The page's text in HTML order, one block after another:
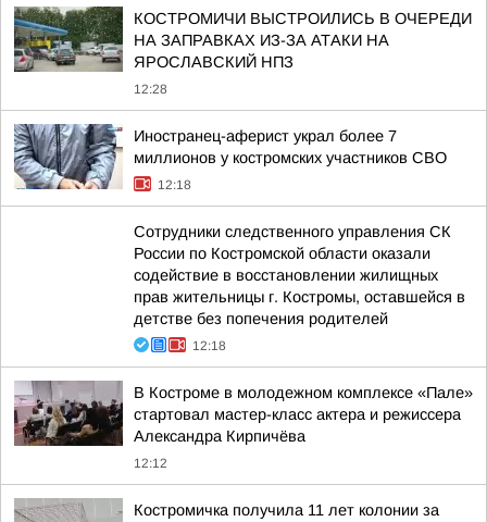
КОСТРОМИЧИ ВЫСТРОИЛИСЬ В ОЧЕРЕДИ
НА ЗАПРАВКАХ ИЗ-ЗА АТАКИ НА
ЯРОСЛАВСКИЙ НПЗ
12:28
Иностранец-аферист украл более 7
миллионов у костромских участников СВО
12:18
Сотрудники следственного управления СК
России по Костромской области оказали
содействие в восстановлении жилищных
прав жительницы г. Костромы, оставшейся в
детстве без попечения родителей
12:18
В Костроме в молодежном комплексе «Пале»
стартовал мастер-класс актера и режиссера
Александра Кирпичёва
12:12
Костромичка получила 11 лет колонии за